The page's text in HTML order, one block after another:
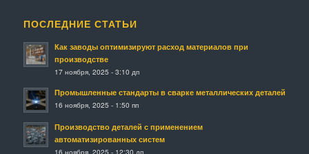
ПОСЛЕДНИЕ СТАТЬИ
Как заводы оптимизируют расход материалов при
производстве
17 ноября, 2025 - 3:10 дп
Промышленные стандарты в сварке металлических деталей
16 ноября, 2025 - 1:50 пп
Производство деталей с применением
автоматизированных систем
16 ноября, 2025 - 12:30 дп